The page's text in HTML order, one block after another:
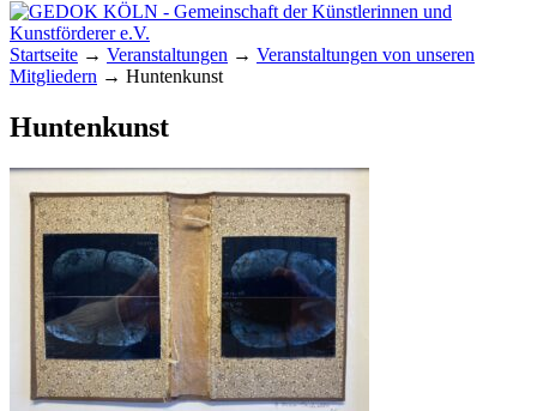
GEDOK KÖLN
Gemeinschaft der Künstlerinnen und
Kunstförderer e.V.
Startseite → Veranstaltungen → Veranstaltungen von unseren
Mitgliedern → Huntenkunst
Huntenkunst